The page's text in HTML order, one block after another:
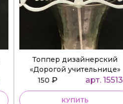
Топпер дизайнерский
«Дорогой учительнице»
150₽ арт. 15513
КУПИТЬ